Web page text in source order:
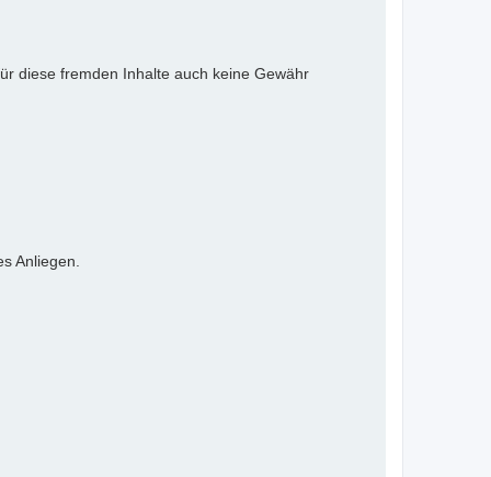
diese fremden Inhalte auch keine Gewähr
Anliegen.